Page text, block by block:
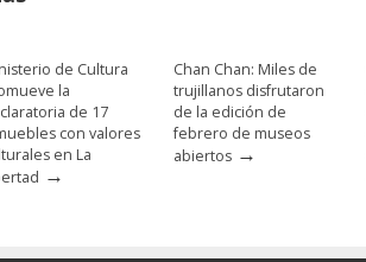
de Cultura
la
de 17
con valores
en La
→
Chan Chan: Miles de
trujillanos disfrutaron
de la edición de
febrero de museos
abiertos →